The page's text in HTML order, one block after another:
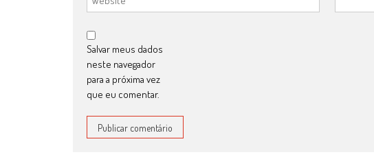
Salvar meus dados
neste navegador
para a próxima vez
que eu comentar.